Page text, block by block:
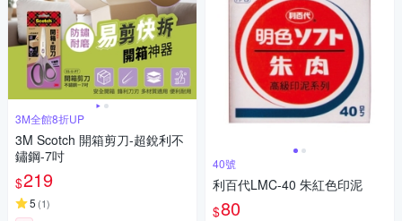
3M全館8折UP
3M Scotch 開箱剪刀-超銳利不
鏽鋼-7吋
$219
5 (1)
40號
利百代LMC-40 朱紅色印泥
$80